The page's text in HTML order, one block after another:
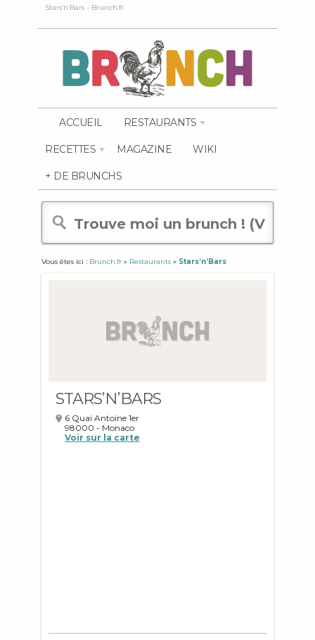
Stars’n’Bars - Brunch.fr
ACCUEIL RESTAURANTS
RECETTES MAGAZINE WIKI
+ DE BRUNCHS
Vous êtes ici : Brunch.fr » Restaurants » Stars’n’Bars
STARS’N’BARS
6 Quai Antoine 1er
98000 - Monaco
Voir sur la carte